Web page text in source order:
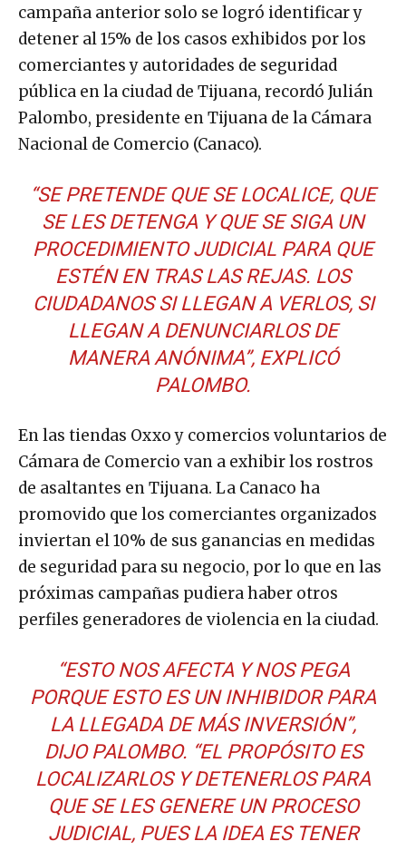
campaña anterior solo se logró identificar y
detener al 15% de los casos exhibidos por los
comerciantes y autoridades de seguridad
pública en la ciudad de Tijuana, recordó Julián
Palombo, presidente en Tijuana de la Cámara
Nacional de Comercio (Canaco).
“SE PRETENDE QUE SE LOCALICE, QUE
SE LES DETENGA Y QUE SE SIGA UN
PROCEDIMIENTO JUDICIAL PARA QUE
ESTÉN EN TRAS LAS REJAS. LOS
CIUDADANOS SI LLEGAN A VERLOS, SI
LLEGAN A DENUNCIARLOS DE
MANERA ANÓNIMA”, EXPLICÓ
PALOMBO.
En las tiendas Oxxo y comercios voluntarios de
Cámara de Comercio van a exhibir los rostros
de asaltantes en Tijuana. La Canaco ha
promovido que los comerciantes organizados
inviertan el 10% de sus ganancias en medidas
de seguridad para su negocio, por lo que en las
próximas campañas pudiera haber otros
perfiles generadores de violencia en la ciudad.
“ESTO NOS AFECTA Y NOS PEGA
PORQUE ESTO ES UN INHIBIDOR PARA
LA LLEGADA DE MÁS INVERSIÓN”,
DIJO PALOMBO. “EL PROPÓSITO ES
LOCALIZARLOS Y DETENERLOS PARA
QUE SE LES GENERE UN PROCESO
JUDICIAL, PUES LA IDEA ES TENER